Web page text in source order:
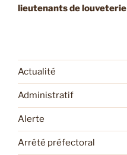
lieutenants de louveterie
Actualité
Administratif
Alerte
Arrêté préfectoral